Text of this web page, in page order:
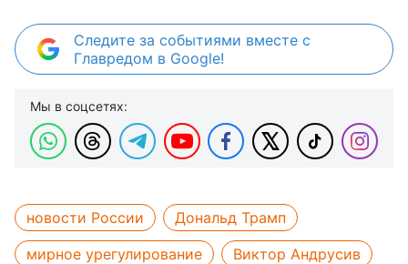
Следите за событиями вместе с
Главредом в Google!
Мы в соцсетях:
новости России
Дональд Трамп
мирное урегулирование
Виктор Андрусив